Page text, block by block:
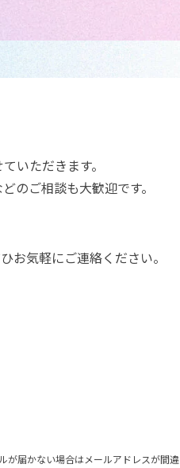
いただきます。
のご相談も大歓迎です。
お気軽にご連絡ください。
が届かない場合はメールアドレスが間違